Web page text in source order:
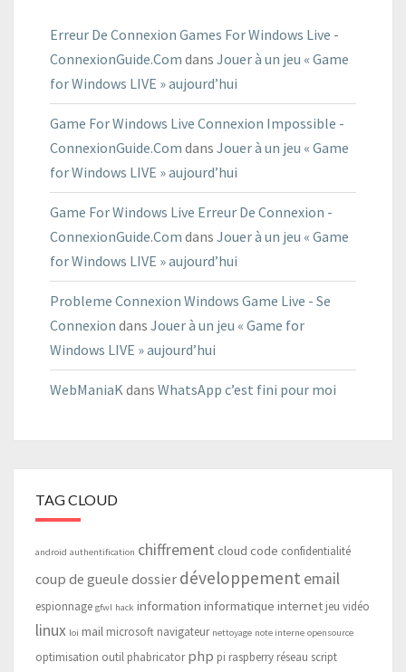
Erreur De Connexion Games For Windows Live -
ConnexionGuide.Com dans Jouer à un jeu « Game
for Windows LIVE » aujourd’hui
Game For Windows Live Connexion Impossible -
ConnexionGuide.Com dans Jouer à un jeu « Game
for Windows LIVE » aujourd’hui
Game For Windows Live Erreur De Connexion -
ConnexionGuide.Com dans Jouer à un jeu « Game
for Windows LIVE » aujourd’hui
Probleme Connexion Windows Game Live - Se
Connexion dans Jouer à un jeu « Game for
Windows LIVE » aujourd’hui
WebManiaK dans WhatsApp c’est fini pour moi
TAG CLOUD
android authentification chiffrement cloud code confidentialité
coup de gueule dossier développement email
espionnage gfwl hack information informatique internet jeu vidéo
linux loi mail microsoft navigateur nettoyage note interne opensource
optimisation outil phabricator php pi raspberry réseau script